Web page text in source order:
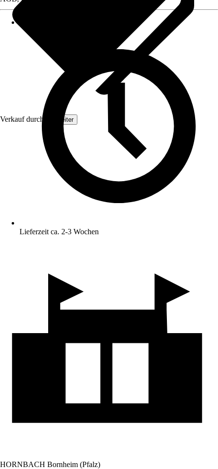
Verkauf durch: Topleiter
Lieferzeit ca. 2-3 Wochen
HORNBACH Bornheim (Pfalz)